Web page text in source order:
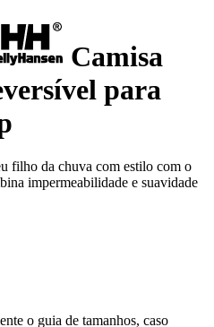
Camisa
para
filho da chuva com estilo com o
impermeabilidade e suavidade
o guia de tamanhos, caso